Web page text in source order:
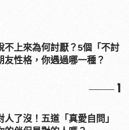
不上來為何討厭？5個「不討
友性格，你遇過哪一種？
1
人了沒！五道「真愛自問」